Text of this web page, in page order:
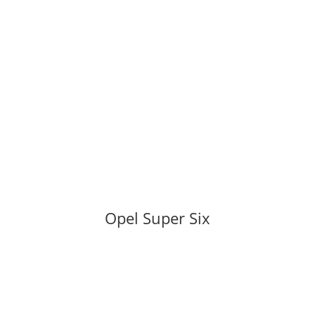
Opel Super Six